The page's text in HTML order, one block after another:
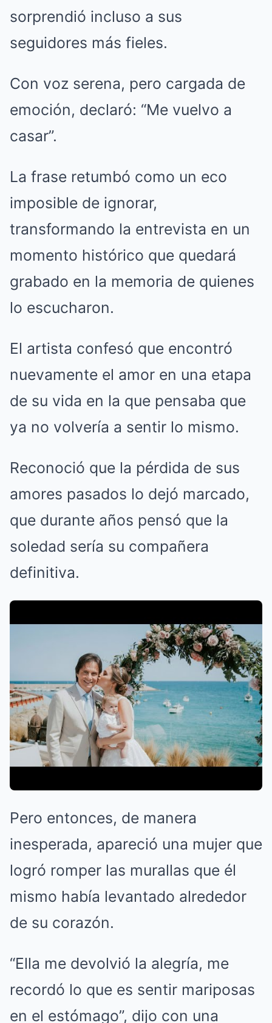
sorprendió incluso a sus
seguidores más fieles.
Con voz serena, pero cargada de
emoción, declaró: “Me vuelvo a
casar”.
La frase retumbó como un eco
imposible de ignorar,
transformando la entrevista en un
momento histórico que quedará
grabado en la memoria de quienes
lo escucharon.
El artista confesó que encontró
nuevamente el amor en una etapa
de su vida en la que pensaba que
ya no volvería a sentir lo mismo.
Reconoció que la pérdida de sus
amores pasados lo dejó marcado,
que durante años pensó que la
soledad sería su compañera
definitiva.
Pero entonces, de manera
inesperada, apareció una mujer que
logró romper las murallas que él
mismo había levantado alrededor
de su corazón.
“Ella me devolvió la alegría, me
recordó lo que es sentir mariposas
en el estómago”, dijo con una